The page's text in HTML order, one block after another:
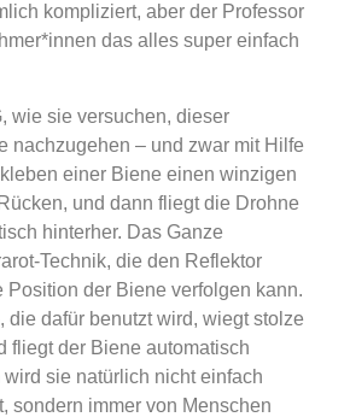
kompliziert, aber der Professor
das alles super einfach
wie sie versuchen, dieser
nachzugehen – und zwar mit Hilfe
einer Biene einen winzigen
und dann fliegt die Drohne
hinterher. Das Ganze
Technik, die den Reflektor
Position der Biene verfolgen kann.
die dafür benutzt wird, wiegt stolze
fliegt der Biene automatisch
wird sie natürlich nicht einfach
sondern immer von Menschen